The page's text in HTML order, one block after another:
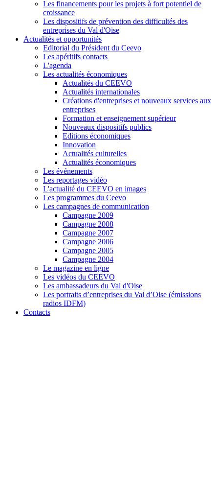
Les financements pour les projets à fort potentiel de
croissance
Les dispositifs de prévention des difficultés des
entreprises du Val d'Oise
Actualités et opportunités
Editorial du Président du Ceevo
Les apéritifs contacts
L'agenda
Les actualités économiques
Actualités du CEEVO
Actualités internationales
Créations d'entreprises et nouveaux services aux
entreprises
Formation et enseignement supérieur
Nouveaux dispositifs publics
Editions économiques
Innovation
Actualités culturelles
Actualités économiques
Les événements
Les reportages vidéo
L'actualité du CEEVO en images
Les programmes du Ceevo
Les campagnes de communication
Campagne 2009
Campagne 2008
Campagne 2007
Campagne 2006
Campagne 2005
Campagne 2004
Le magazine en ligne
Les vidéos du CEEVO
Les ambassadeurs du Val d'Oise
Les portraits d’entreprises du Val d’Oise (émissions
radios IDFM)
Contacts